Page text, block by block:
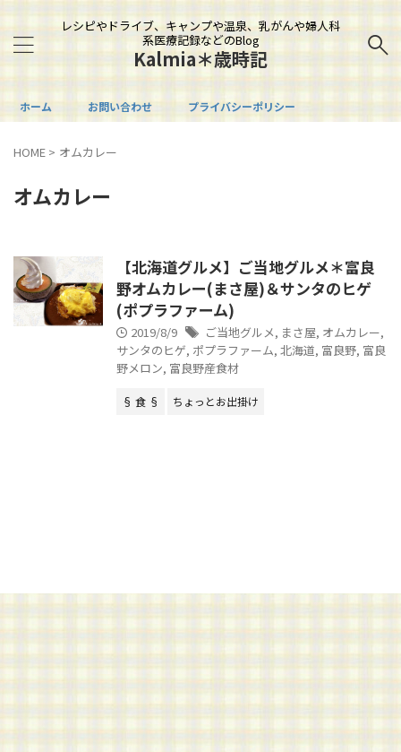
レシピやドライブ、キャンプや温泉、乳がんや婦人科
系医療記録などのBlog
Kalmia＊歳時記
ホーム お問い合わせ プライバシーポリシー
HOME > オムカレー
オムカレー
【北海道グルメ】ご当地グルメ＊富良
野オムカレー(まさ屋)＆サンタのヒゲ
(ポプラファーム)
2019/8/9 ご当地グルメ, まさ屋, オムカレー,
サンタのヒゲ, ポプラファーム, 北海道, 富良野, 富良
野メロン, 富良野産食材
§ 食 § ちょっとお出掛け